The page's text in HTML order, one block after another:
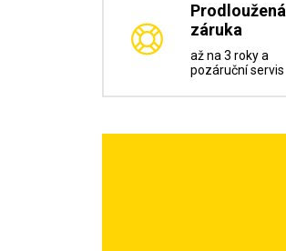
Prodloužená
záruka
až na 3 roky a
pozáruční servis